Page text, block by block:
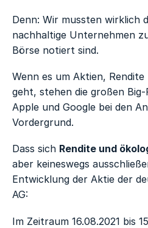
Denn: Wir mussten wirklich
nachhaltige Unternehmen
Börse notiert sind.
Wenn es um Aktien,
geht, stehen die großen
Apple und Google bei den
Vordergrund.
Dass sich Rendite und
aber keineswegs
Entwicklung der Aktie der
AG:
Im Zeitraum 16.08.2021 bis